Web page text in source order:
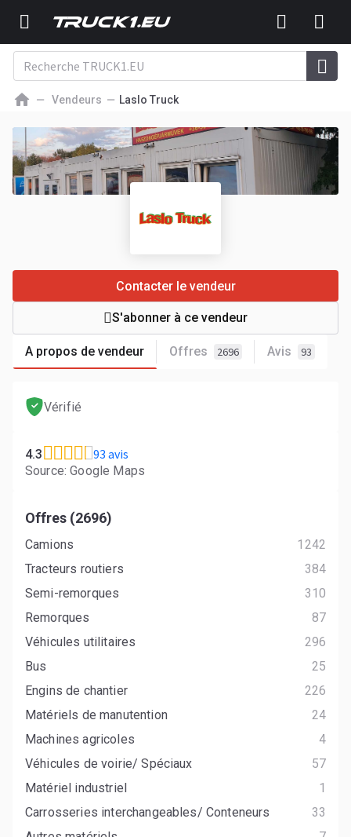
Vendeurs Laslo Truck
A propos de vendeur Offres 2696 Avis 93
Contacter le vendeur
S'abonner à ce vendeur
Vérifié
4.3 93 avis
Source: Google Maps
Offres (2696)
Camions
1242
Tracteurs routiers
384
Semi-remorques
310
Remorques
87
Véhicules utilitaires
296
Bus
25
Engins de chantier
226
Matériels de manutention
24
Machines agricoles
4
Véhicules de voirie/ Spéciaux
57
Matériel industriel
1
Carrosseries interchangeables/ Conteneurs
33